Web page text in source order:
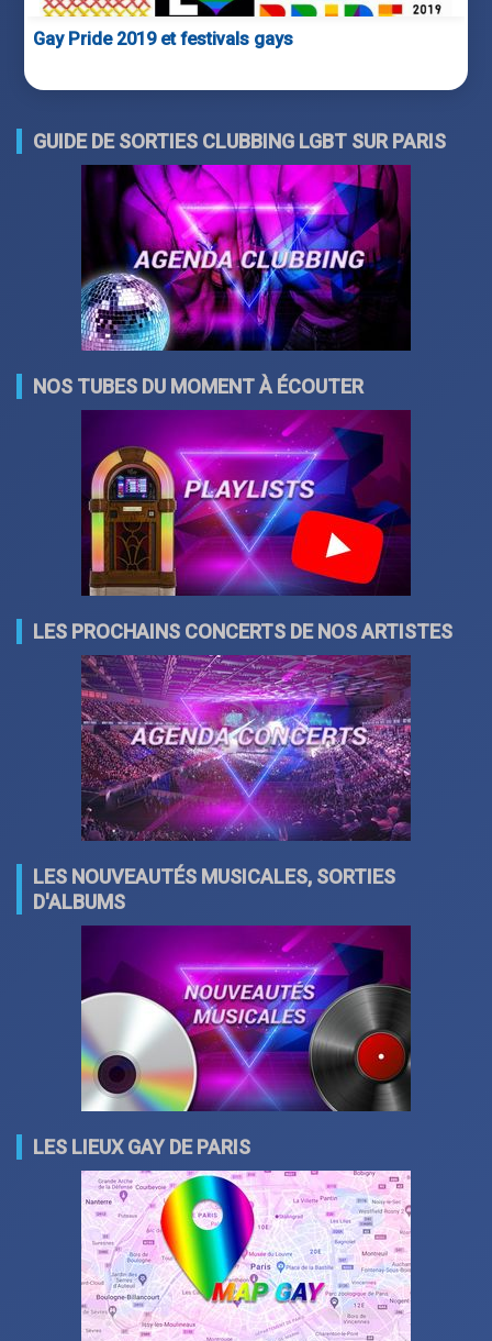
Gay Pride 2019 et festivals gays
GUIDE DE SORTIES CLUBBING LGBT SUR PARIS
NOS TUBES DU MOMENT À ÉCOUTER
LES PROCHAINS CONCERTS DE NOS ARTISTES
LES NOUVEAUTÉS MUSICALES, SORTIES
D'ALBUMS
LES LIEUX GAY DE PARIS